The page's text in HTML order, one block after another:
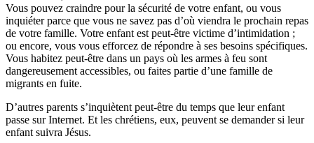
Vous pouvez craindre pour la sécurité de votre enfant, ou vous
inquiéter parce que vous ne savez pas d’où viendra le prochain repas
de votre famille. Votre enfant est peut-être victime d’intimidation ;
ou encore, vous vous efforcez de répondre à ses besoins spécifiques.
Vous habitez peut-être dans un pays où les armes à feu sont
dangereusement accessibles, ou faites partie d’une famille de
migrants en fuite.
D’autres parents s’inquiètent peut-être du temps que leur enfant
passe sur Internet. Et les chrétiens, eux, peuvent se demander si leur
enfant suivra Jésus.